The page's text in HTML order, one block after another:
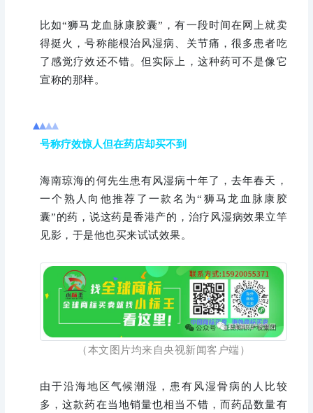
比如“狮马龙血脉康胶囊”，有一段时间在网上就卖
得挺火，号称能根治风湿病、关节痛，很多患者吃
了感觉疗效还不错。但实际上，这种药可不是像它
宣称的那样。
号称疗效惊人但在药店却买不到
海南琼海的何先生患有风湿病十年了，去年春天，
一个熟人向他推荐了一款名为“狮马龙血脉康胶
囊”的药，说这药是香港产的，治疗风湿病效果立竿
见影，于是他也买来试试效果。
（本文图片均来自央视新闻客户端）
由于沿海地区气候潮湿，患有风湿骨病的人比较
多，这款药在当地销量也相当不错，而药品数量有